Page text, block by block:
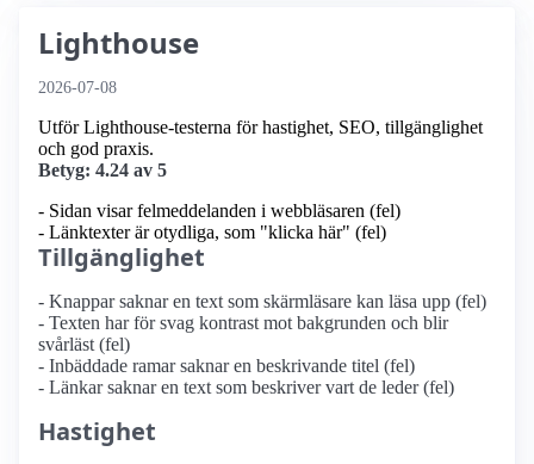
Lighthouse
2026-07-08
Utför Lighthouse-testerna för hastighet, SEO, tillgänglighet
och god praxis.
Betyg: 4.24 av 5
- Sidan visar felmeddelanden i webbläsaren (fel)
- Länktexter är otydliga, som "klicka här" (fel)
Tillgänglighet
- Knappar saknar en text som skärmläsare kan läsa upp (fel)
- Texten har för svag kontrast mot bakgrunden och blir
svårläst (fel)
- Inbäddade ramar saknar en beskrivande titel (fel)
- Länkar saknar en text som beskriver vart de leder (fel)
Hastighet